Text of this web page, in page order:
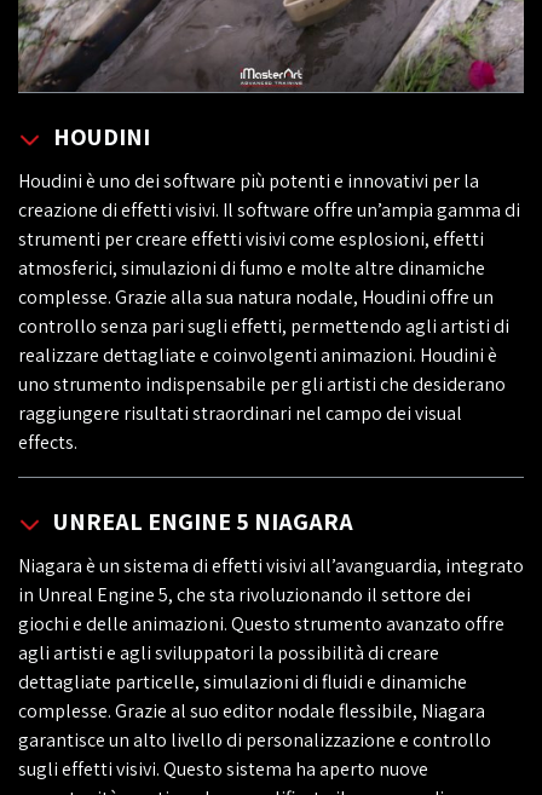
HOUDINI
Houdini è uno dei software più potenti e innovativi per la
creazione di effetti visivi. Il software offre un’ampia gamma di
strumenti per creare effetti visivi come esplosioni, effetti
atmosferici, simulazioni di fumo e molte altre dinamiche
complesse. Grazie alla sua natura nodale, Houdini offre un
controllo senza pari sugli effetti, permettendo agli artisti di
realizzare dettagliate e coinvolgenti animazioni. Houdini è
uno strumento indispensabile per gli artisti che desiderano
raggiungere risultati straordinari nel campo dei visual
effects.
UNREAL ENGINE 5 NIAGARA
Niagara è un sistema di effetti visivi all’avanguardia, integrato
in Unreal Engine 5, che sta rivoluzionando il settore dei
giochi e delle animazioni. Questo strumento avanzato offre
agli artisti e agli sviluppatori la possibilità di creare
dettagliate particelle, simulazioni di fluidi e dinamiche
complesse. Grazie al suo editor nodale flessibile, Niagara
garantisce un alto livello di personalizzazione e controllo
sugli effetti visivi. Questo sistema ha aperto nuove